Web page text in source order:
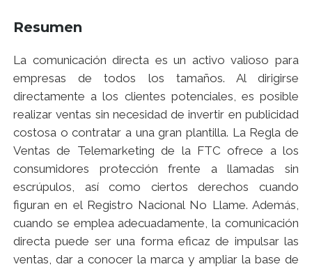
Resumen
La comunicación directa es un activo valioso para
empresas de todos los tamaños. Al dirigirse
directamente a los clientes potenciales, es posible
realizar ventas sin necesidad de invertir en publicidad
costosa o contratar a una gran plantilla. La Regla de
Ventas de Telemarketing de la FTC ofrece a los
consumidores protección frente a llamadas sin
escrúpulos, así como ciertos derechos cuando
figuran en el Registro Nacional No Llame. Además,
cuando se emplea adecuadamente, la comunicación
directa puede ser una forma eficaz de impulsar las
ventas, dar a conocer la marca y ampliar la base de